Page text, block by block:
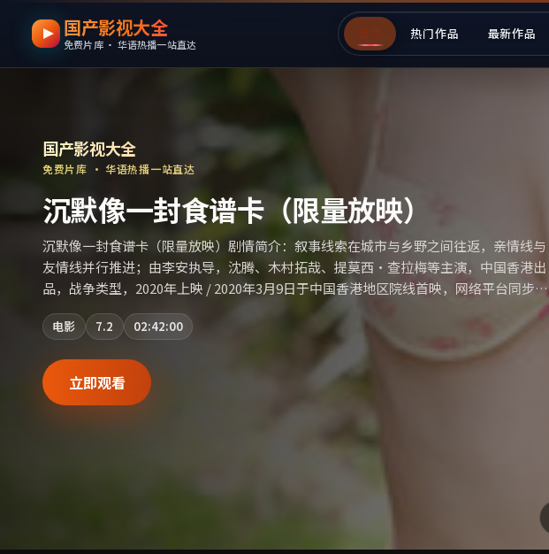
跳过导航，进入正文
国产影视大全
免费片库 · 华语热播一站直达
热门作品 最新作品
国产影视大全
国产影视大全
免费片库 · 华语热播一站直达
沉默像一封食谱卡（限量放映）
沉默像一封食谱卡（限量放映）剧情简介：叙事线索在城市与乡野之间往返，亲情线与
友情线并行推进；由李安执导，沈腾、木村拓哉、提莫西·查拉梅等主演，中国香港出
品，战争类型，2020年上映 / 2020年3月9日于中国香港地区院线首映，网络平台同步更
新片源。若你偏爱节奏不急躁、人物立体的作品，值得一看。（国产影视资源大全免费
条目索引，支持片名与演员交叉检索。）
电影 7.2 02:42:00
立即观看